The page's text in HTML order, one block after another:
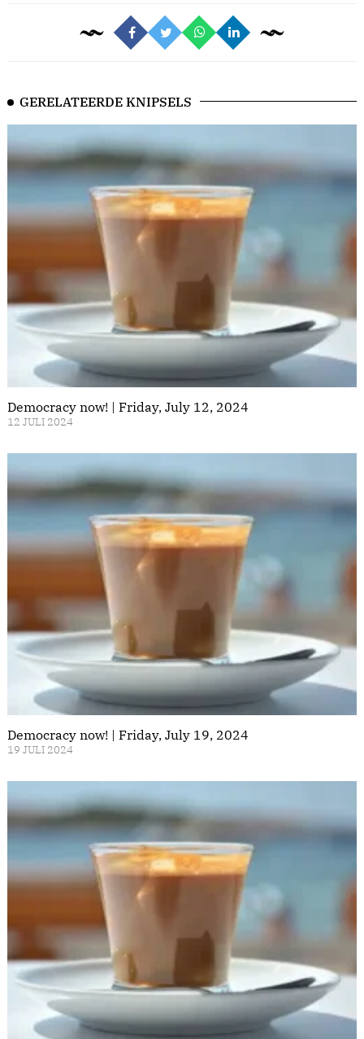
GERELATEERDE KNIPSELS
Democracy now! | Friday, July 12, 2024
12 JULI 2024
Democracy now! | Friday, July 19, 2024
19 JULI 2024